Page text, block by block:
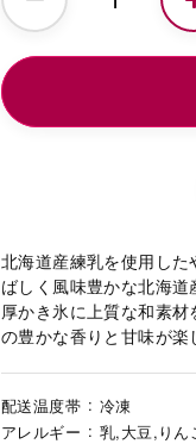
北海道産練乳を使用し
ばしく風味豊かな北海
厚かき氷に上質な和素
の豊かな香りと甘味が楽
配送温度帯
冷凍
アレルギー
乳,大豆,りん